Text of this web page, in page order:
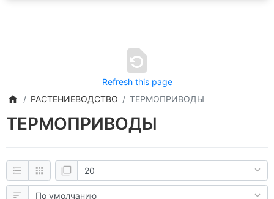
Refresh this page
РАСТЕНИЕВОДСТВО
ТЕРМОПРИВОДЫ
ТЕРМОПРИВОДЫ